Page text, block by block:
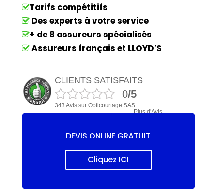
Tarifs compétitifs
Des experts à votre service
+ de 8 assureurs spécialisés
Assureurs français et LLOYD’S
CLIENTS SATISFAITS
0/5
343 Avis sur Opticourtage SAS
Plus d'Avis
DEVIS ONLINE GRATUIT
Cliquez ICI